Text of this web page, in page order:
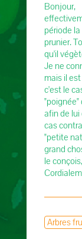
Bonjour,
période
prunier.
qu'il
Je ne
mais il
c'est le
"poignée"
afin de lui
cas
"petite
grand
le
Arbres